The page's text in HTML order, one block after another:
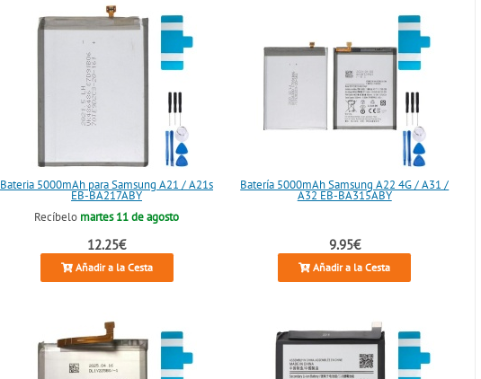
Bateria 5000mAh para Samsung A21 / A21s
EB-BA217ABY
Recíbelo martes 11 de agosto
12.25€
Añadir a la Cesta
Batería 5000mAh Samsung A22 4G / A31 /
A32 EB-BA315ABY
9.95€
Añadir a la Cesta